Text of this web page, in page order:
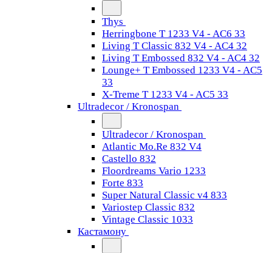
Thys
Herringbone T 1233 V4 - AC6 33
Living T Classic 832 V4 - AC4 32
Living T Embossed 832 V4 - AC4 32
Lounge+ T Embossed 1233 V4 - AC5
33
X-Treme T 1233 V4 - AC5 33
Ultradecor / Kronospan
Ultradecor / Kronospan
Atlantic Mo.Re 832 V4
Castello 832
Floordreams Vario 1233
Forte 833
Super Natural Classic v4 833
Variostep Classic 832
Vintage Classic 1033
Кастамону